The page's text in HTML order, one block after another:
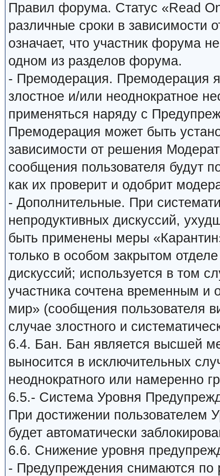
Правил форума. Статус «Read
различные сроки в зависимости
означает, что участник форума
одном из разделов форума.
- Премодерация. Премодерация
злостное и/или неоднократное
применяться наряду с
Премодерация может быть
зависимости от решения
сообщения пользователя будут
как их проверит и одобрит
- Дополнительные. При
непродуктивных дискуссий,
быть применены меры
только в особом закрытом
дискуссий; используется в том
участника сочтена временным
мир» (сообщения пользователя
случае злостного и
6.4. Бан. Бан является высшей
выносится в исключительных
неоднократного или намеренно
6.5.- Система Уровня
При достижении пользователем
будет автоматически
6.6. Снижение уровня
- Предупреждения снимаются